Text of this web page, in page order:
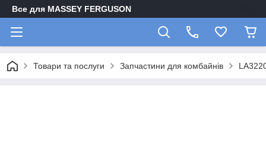
Все для MASSEY FERGUSON
Товари та послуги Запчастини для комбайнів